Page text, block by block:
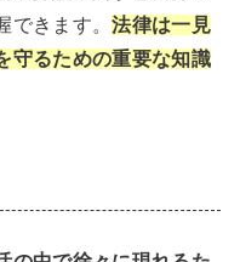
できます。法律は一見
守るための重要な知識